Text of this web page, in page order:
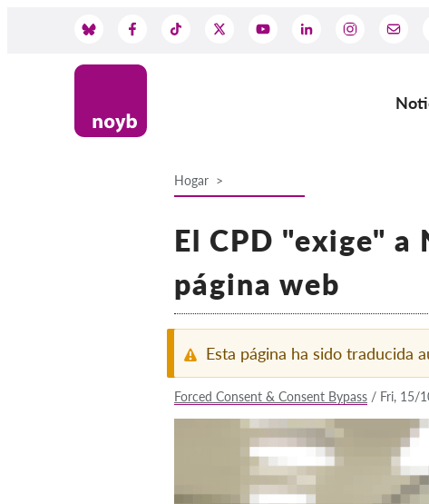
Hogar
El CPD "exige"
página web
Esta página ha sido traducida
Forced Consent & Consent Bypass / Fri, 15/